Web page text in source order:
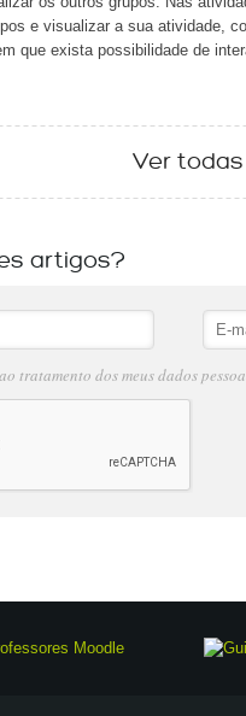
e visualizar a sua atividade,
que exista possibilidade de
Ver todas
artigos?
tratamento dos meus dados